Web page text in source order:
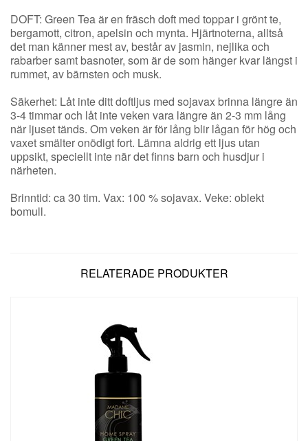
DOFT: Green Tea är en fräsch doft med toppar i grönt te,
bergamott, citron, apelsin och mynta. Hjärtnoterna, alltså
det man känner mest av, består av jasmin, nejlika och
rabarber samt basnoter, som är de som hänger kvar längst i
rummet, av bärnsten och musk.
Säkerhet: Låt inte ditt doftljus med sojavax brinna längre än
3-4 timmar och låt inte veken vara längre än 2-3 mm lång
när ljuset tänds. Om veken är för lång blir lågan för hög och
vaxet smälter onödigt fort. Lämna aldrig ett ljus utan
uppsikt, speciellt inte när det finns barn och husdjur i
närheten.
Brinntid: ca 30 tim. Vax: 100 % sojavax. Veke: oblekt
bomull.
RELATERADE PRODUKTER